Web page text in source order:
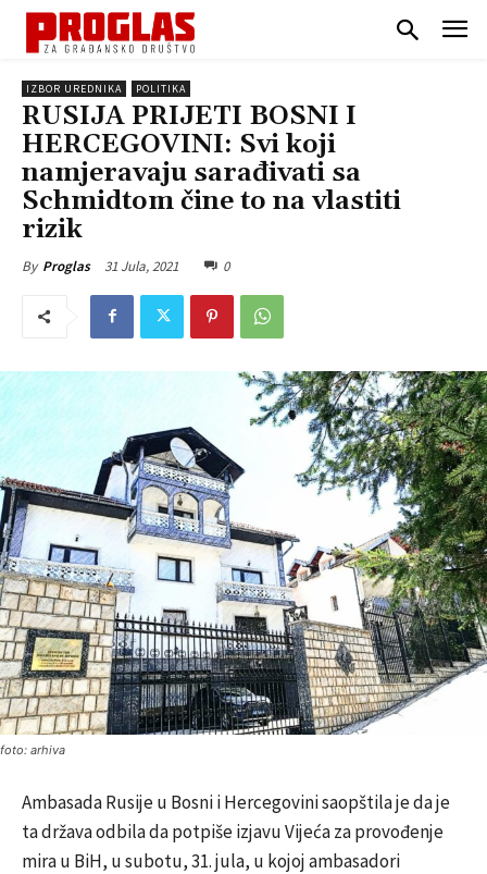
IZBOR UREDNIKA POLITIKA
RUSIJA PRIJETI BOSNI I
HERCEGOVINI: Svi koji
namjeravaju sarađivati sa
Schmidtom čine to na vlastiti
rizik
By Proglas 31 Jula, 2021 0
foto: arhiva
Ambasada Rusije u Bosni i Hercegovini saopštila je da je
ta država odbila da potpiše izjavu Vijeća za provođenje
mira u BiH, u subotu, 31. jula, u kojoj ambasadori